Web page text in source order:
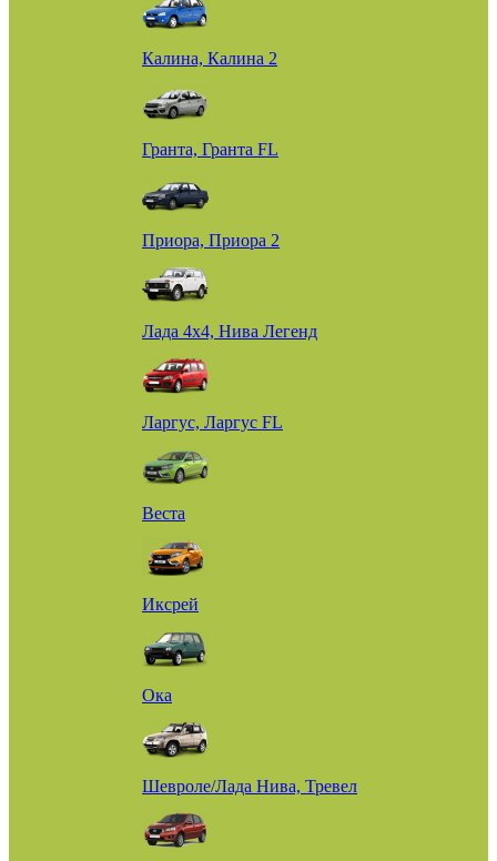
Калина, Калина 2
Гранта, Гранта FL
Приора, Приора 2
Лада 4х4, Нива Легенд
Ларгус, Ларгус FL
Веста
Иксрей
Ока
Шевроле/Лада Нива, Тревел